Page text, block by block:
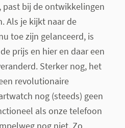
past bij de ontwikkelingen
Als je kijkt naar de
toe zijn gelanceerd, is
prijs en hier en daar een
Sterker nog, het
revolutionaire
nog (steeds) geen
als onze telefoon